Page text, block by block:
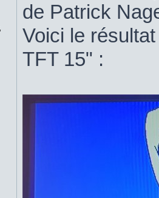
de Patrick
Voici le
TFT 15" :